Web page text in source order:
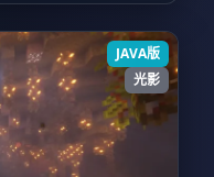
JAVA版
光影